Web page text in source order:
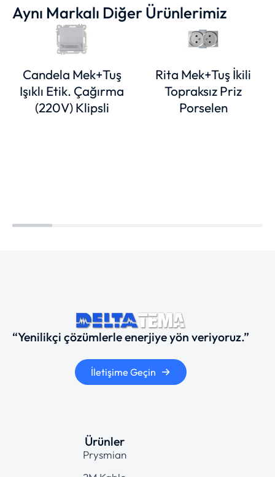
Aynı Markalı Diğer Ürünlerimiz
Candela Mek+Tuş
Işıklı Etik. Çağırma
(220V) Klipsli
Rita Mek+Tuş İkili
Topraksız Priz
Porselen
“Yenilikçi çözümlerle enerjiye yön veriyoruz.”
İletişime Geçin
Ürünler
Prysmian